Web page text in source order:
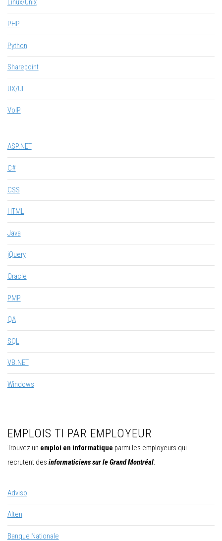
Linux/Unix
PHP
Python
Sharepoint
UX/UI
VoIP
ASP.NET
C#
CSS
HTML
Java
jQuery
Oracle
PMP
QA
SQL
VB.NET
Windows
EMPLOIS TI PAR EMPLOYEUR
Trouvez un emploi en informatique parmi les employeurs qui
recrutent des informaticiens sur le Grand Montréal:
Adviso
Alten
Banque Nationale